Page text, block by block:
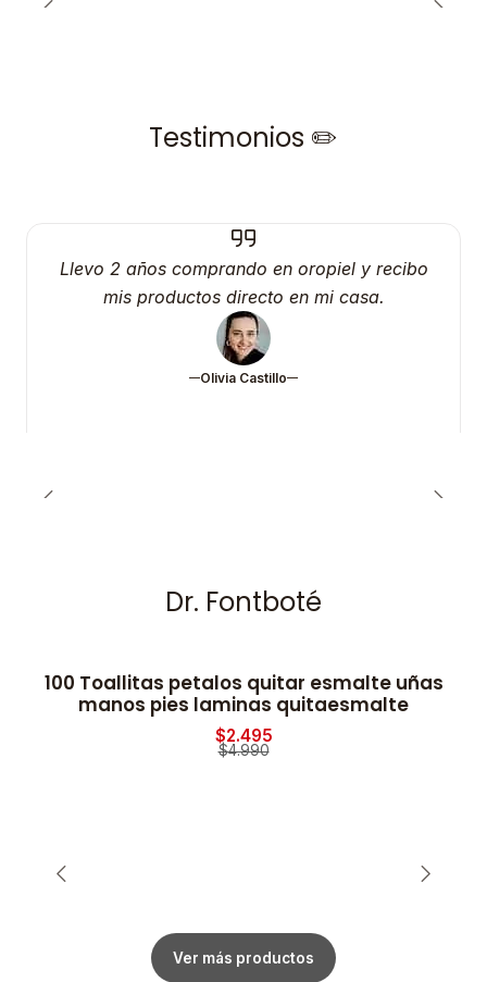
Testimonios ✏️
Llevo 2 años comprando en oropiel y recibo
mis productos directo en mi casa.
Olivia Castillo
Dr. Fontboté
-50% OFF
100 Toallitas petalos quitar esmalte uñas
manos pies laminas quitaesmalte
$2.495
$4.990
Ver más productos